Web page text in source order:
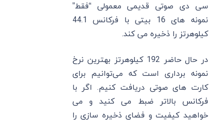
سی ‌دی صوتی قدیمی معمولی “فقط”
نمونه ‌های 16 بیتی با فرکانس 44.1
کیلوهرتز را ذخیره می‌ کند.
در حال حاضر 192 کیلوهرتز بهترین نرخ
نمونه ‌برداری است که می‌توانیم برای
کارت ‌های صوتی دریافت کنیم. اگر با
فرکانس بالاتر ضبط می ‌کنید و می
‌خواهید کیفیت و فضای ذخیره ‌سازی را